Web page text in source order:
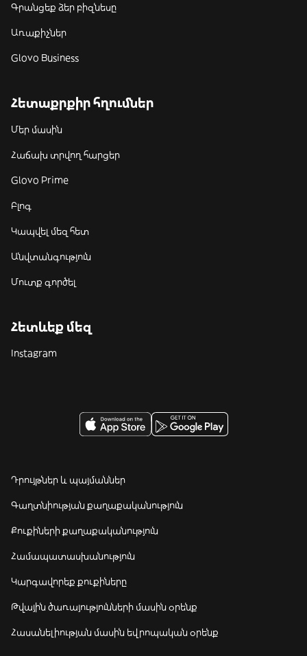
Գրանցեք ձեր բիզնեսը
Առաքիչներ
Glovo Business
Հետաքրքիր հղումներ
Մեր մասին
Հաճախ տրվող հարցեր
Glovo Prime
Բլոգ
Կապվել մեզ հետ
Անվտանգություն
Մուտք գործել
Հետևեք մեզ
Instagram
Դրույթներ և պայմաններ
Գաղտնիության քաղաքականություն
Քուքիների քաղաքականություն
Համապատասխանություն
Կարգավորեք քուքիները
Թվային ծառայությունների մասին օրենք
Հասանելիության մասին եվրոպական օրենք